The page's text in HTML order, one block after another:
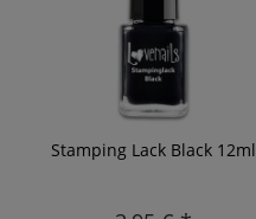
Stamping Lack Black 12ml